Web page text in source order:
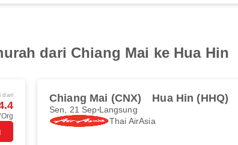
dari Chiang Mai ke Hua Hin
dari Chiang Mai (CNX) Hua Hin (HHQ)
Sen, 21 Sep Langsung
Thai AirAsia